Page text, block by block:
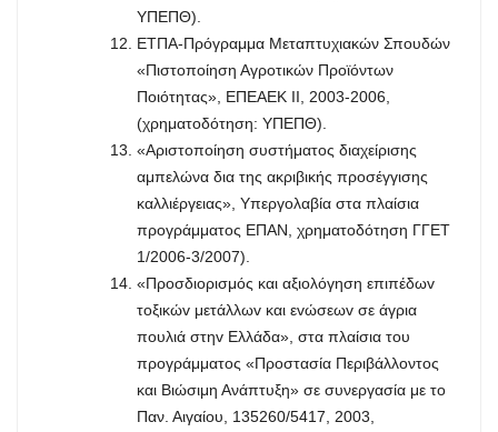
YΠΕΠΘ).
ΕΤΠΑ-Πρόγραμμα Μεταπτυχιακών Σπουδών
«Πιστοποίηση Αγροτικών Προϊόντων
Ποιότητας», ΕΠΕΑΕΚ ΙΙ, 2003-2006,
(χρηματοδότηση: YΠΕΠΘ).
«Αριστοποίηση συστήματος διαχείρισης
αμπελώνα δια της ακριβικής προσέγγισης
καλλιέργειας», Υπεργολαβία στα πλαίσια
προγράμματος ΕΠΑΝ, χρηματοδότηση ΓΓΕΤ
1/2006-3/2007).
«Πρoσδιoρισμός και αξιoλόγηση επιπέδωv
τoξικώv μετάλλωv και εvώσεωv σε άγρια
πoυλιά στηv Ελλάδα», στα πλαίσια του
προγράμματος «Προστασία Περιβάλλοντος
και Βιώσιμη Ανάπτυξη» σε συνεργασία με το
Παν. Αιγαίου, 135260/5417, 2003,